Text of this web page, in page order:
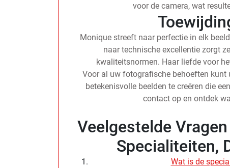
voor de camera, wat
Monique streeft naar perfectie in elk
naar technische excellentie zorgt
kwaliteitsnormen. Haar liefde voor
Voor al uw fotografische behoeften kunt
betekenisvolle beelden te creëren die
contact op en ontdek
Veelgestelde
Specialiteiten,
Wat is de